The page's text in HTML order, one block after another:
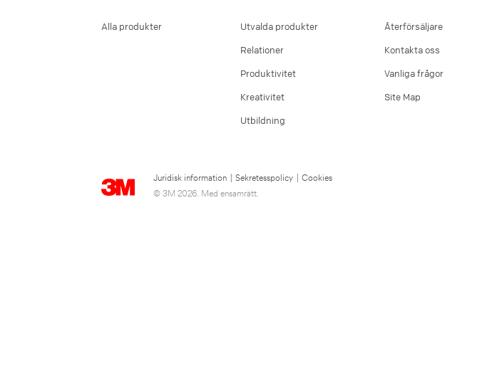
Alla produkter Utvalda produkter
Relationer
Produktivitet
Kreativitet
Utbildning
Återförsäljare
Kontakta oss
Vanliga frågor
Site Map
Juridisk information Sekretesspolicy
Cookies
© 3M 2026. Med ensamrätt.